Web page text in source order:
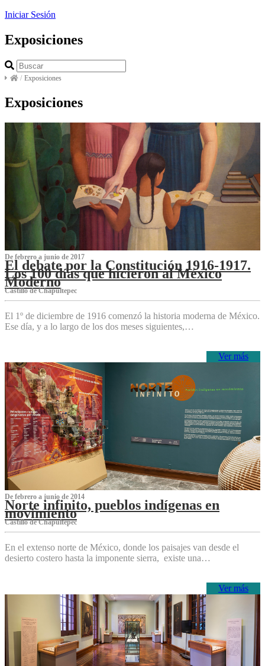
Iniciar Sesión
Exposiciones
/ Exposiciones
Exposiciones
De febrero a junio de 2017
El debate por la Constitución 1916-1917.
Los 100 días que hicieron al México
Moderno
Castillo de Chapultepec
El 1º de diciembre de 1916 comenzó la historia moderna de México.
Ese día, y a lo largo de los dos meses siguientes,…
Ver más
De febrero a junio de 2014
Norte infinito, pueblos indígenas en
movimiento
Castillo de Chapultepec
En el extenso norte de México, donde los paisajes van desde el
desierto costero hasta la imponente sierra, existe una…
Ver más